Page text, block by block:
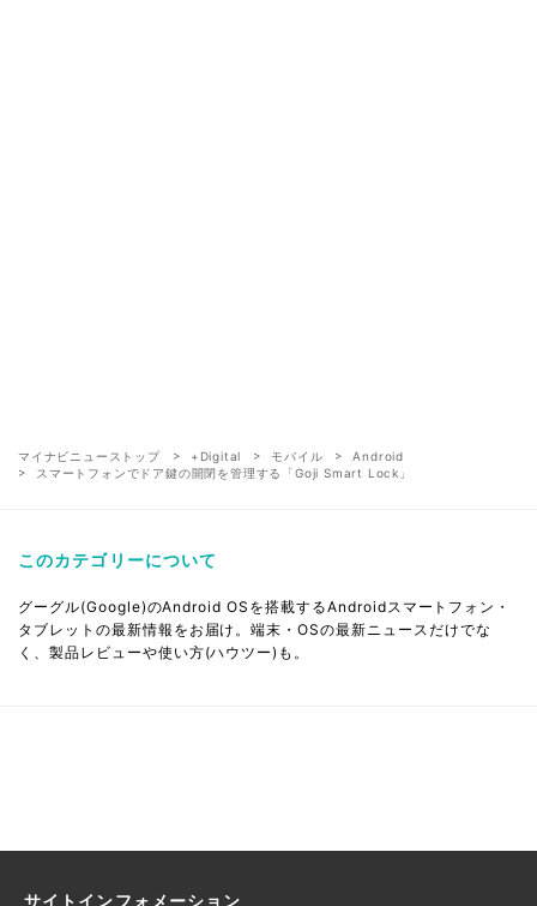
マイナビニューストップ +Digital モバイル
Android
スマートフォンでドア鍵の開閉を管理する「Goji Smart Lock」
このカテゴリーについて
グーグル(Google)のAndroid OSを搭載するAndroidスマートフォン・
タブレットの最新情報をお届け。端末・OSの最新ニュースだけでな
く、製品レビューや使い方(ハウツー)も。
サイトインフォメーション